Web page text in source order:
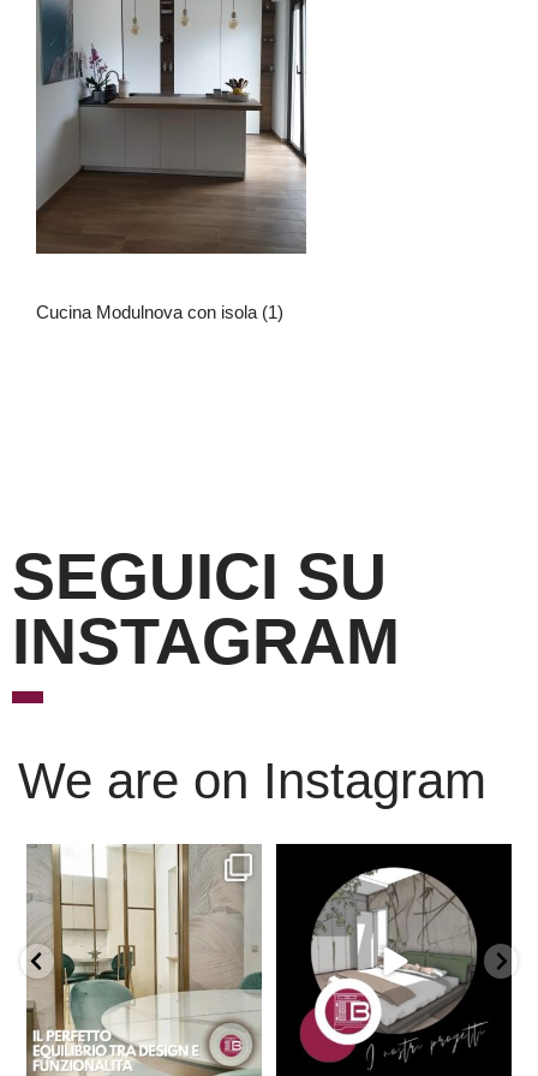
Cucina Modulnova con isola (1)
SEGUICI SU
INSTAGRAM
We are on Instagram
Scopri l’eleganza senza
tempo delle porte ...
È ora di andare a dormire..
Niente di meglio di